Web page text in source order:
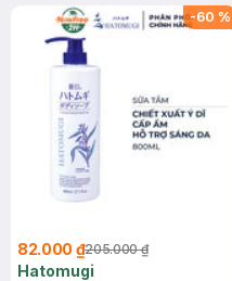
(SL có hạn)
-60 %
82.000 ₫205.000 ₫
Hatomugi